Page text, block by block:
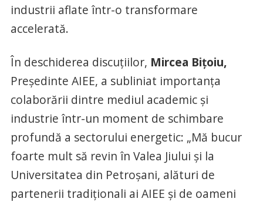
industrii aflate într-o transformare
accelerată.
În deschiderea discuțiilor, Mircea Bițoiu,
Președinte AIEE, a subliniat importanța
colaborării dintre mediul academic și
industrie într-un moment de schimbare
profundă a sectorului energetic: „Mă bucur
foarte mult să revin în Valea Jiului și la
Universitatea din Petroșani, alături de
partenerii tradiționali ai AIEE și de oameni